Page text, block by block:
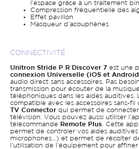
l’espace grâce à un traitement
Compression fréquentielle des
Effet pavillon
Masqueur d’acouphènes
CONNECTIVITÉ
Unitron Stride P R Discover 7 est une
connexion Universelle (iOS et
audio direct sans accessoires. Pas
transmission pour écouter de la
téléphoniques dans les aides auditives.
compatible avec les accessoires sans-
TV Connector qui permet de connecter
télévision. Vous pouvez aussi utiliser
télécommande
Remote Plus . Cette
permet de contrôler vos aides auditives
microphones…) et permet de récolter
l’utilisation de l’équipement pour affiner